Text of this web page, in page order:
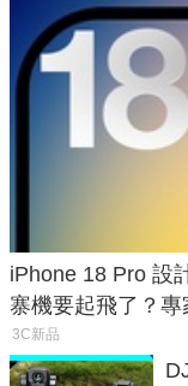
iPhone 18 Pro 設
寨機要起飛了？
3C新品